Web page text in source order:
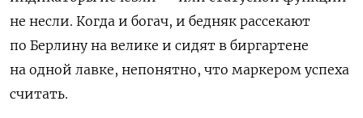
не несли. Когда и богач, и бедняк рассекают
по Берлину на велике и сидят в биргартене
на одной лавке, непонятно, что маркером успеха
считать.